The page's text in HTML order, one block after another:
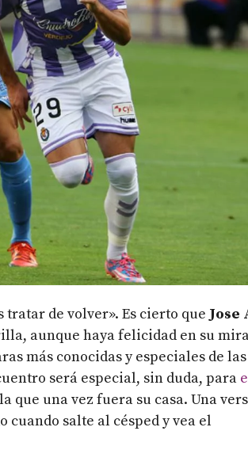
de volver». Es cierto que Jose
aunque haya felicidad en su
más conocidas y especiales de
será especial, sin duda, para
que una vez fuera su casa. Una
salte al césped y vea el